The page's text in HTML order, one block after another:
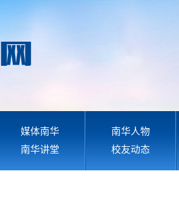
媒体南华 南华人物
南华讲堂 校友动态